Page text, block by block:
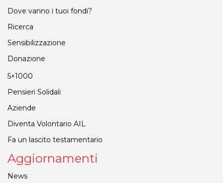
Dove vanno i tuoi fondi?
Ricerca
Sensibilizzazione
Donazione
5×1000
Pensieri Solidali
Aziende
Diventa Volontario AIL
Fa un lascito testamentario
Aggiornamenti
News